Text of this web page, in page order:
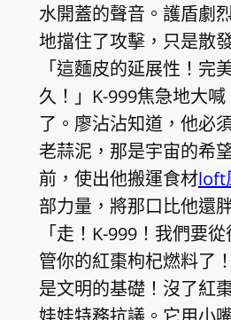
水開蓋的聲音。護盾劇
地擋住了攻擊，只是散
「這麵皮的延展性！完
久！」K-999焦急地大
了。廖沾沾知道，他必
老蒜泥，那是宇宙的希
前，使出他搬運食材loft
部力量，將那口比他還
「走！K-999！我們要
管你的紅棗枸杞燃料了
是文明的基礎！沒了紅